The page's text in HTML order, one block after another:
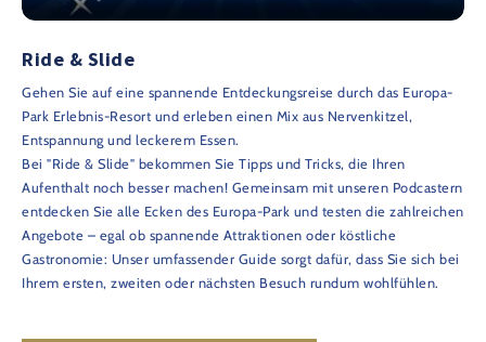
Ride & Slide
Gehen Sie auf eine spannende Entdeckungsreise durch das Europa-
Park Erlebnis-Resort und erleben einen Mix aus Nervenkitzel,
Entspannung und leckerem Essen.
Bei "Ride & Slide" bekommen Sie Tipps und Tricks, die Ihren
Aufenthalt noch besser machen! Gemeinsam mit unseren Podcastern
entdecken Sie alle Ecken des Europa-Park und testen die zahlreichen
Angebote – egal ob spannende Attraktionen oder köstliche
Gastronomie: Unser umfassender Guide sorgt dafür, dass Sie sich bei
Ihrem ersten, zweiten oder nächsten Besuch rundum wohlfühlen.